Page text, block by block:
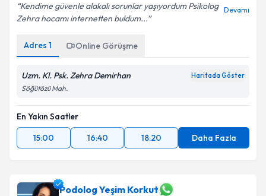
Kendime güvenle alakalı sorunlar yaşıyordum Psikolog
Zehra hocamı internetten buldum...
Devamı
Adres 1 Online Görüşme
Uzm. Kl. Psk. Zehra Demirhan Haritada Göster
Söğütözü Mah.
En Yakın Saatler
15:00
16:40 18:20 Daha Fazla
Podolog Yeşim Korkut